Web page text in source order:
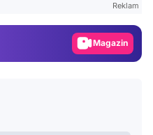
Reklam
Gündem
Magazin
Video